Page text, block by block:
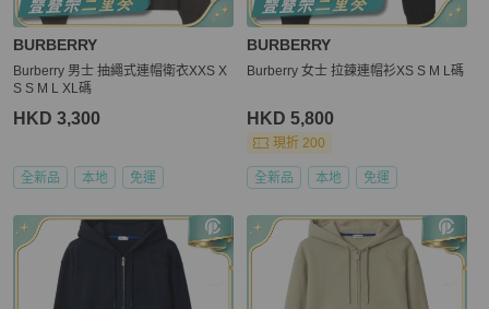
BURBERRY
Burberry 男士 抽繩式連帽衛衣XXS X
S S M L XL碼
HKD 3,300
全新品 本地 免運
BURBERRY
Burberry 女士 拉鍊連帽衫XS S M L碼
HKD 5,800
現折 200
全新品 本地 免運